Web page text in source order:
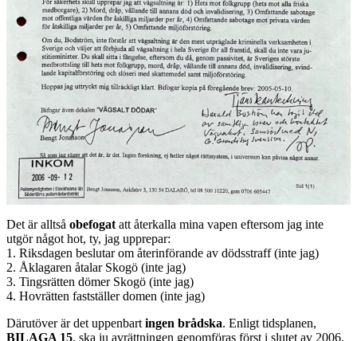
Det är alltså obefogat att återkalla mina vapen eftersom jag inte
utgör något hot, ty, jag upprepar:
1. Riksdagen beslutar om återinförande av dödsstraff (inte jag)
2. Åklagaren åtalar Skogö (inte jag)
3. Tingsrätten dömer Skogö (inte jag)
4. Hovrätten fastställer domen (inte jag)
Därutöver är det uppenbart ingen brådska. Enligt tidsplanen,
BILAGA 15, ska ju avrättningen genomföras först i slutet av 2006,